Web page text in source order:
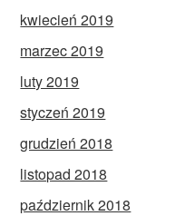
kwiecień 2019
marzec 2019
luty 2019
styczeń 2019
grudzień 2018
listopad 2018
październik 2018